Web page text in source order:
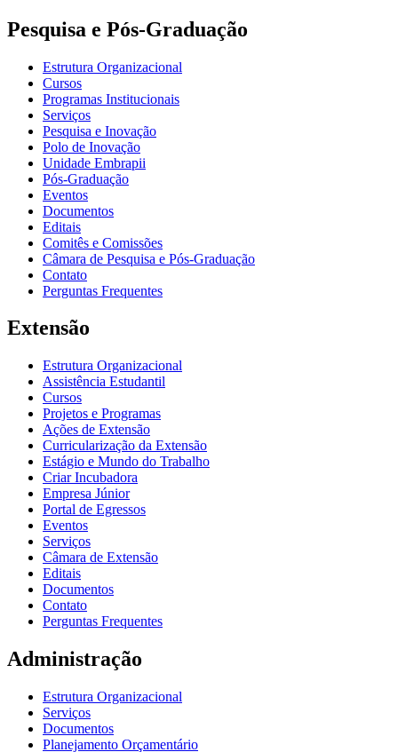
Pesquisa e Pós-Graduação
Estrutura Organizacional
Cursos
Programas Institucionais
Serviços
Pesquisa e Inovação
Polo de Inovação
Unidade Embrapii
Pós-Graduação
Eventos
Documentos
Editais
Comitês e Comissões
Câmara de Pesquisa e Pós-Graduação
Contato
Perguntas Frequentes
Extensão
Estrutura Organizacional
Assistência Estudantil
Cursos
Projetos e Programas
Ações de Extensão
Curricularização da Extensão
Estágio e Mundo do Trabalho
Criar Incubadora
Empresa Júnior
Portal de Egressos
Eventos
Serviços
Câmara de Extensão
Editais
Documentos
Contato
Perguntas Frequentes
Administração
Estrutura Organizacional
Serviços
Documentos
Planejamento Orçamentário